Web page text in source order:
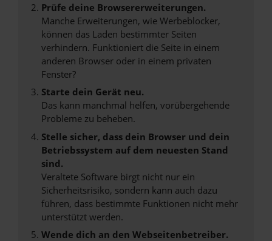
Prüfe deine Browsererweiterungen.
Manche Erweiterungen, wie Werbeblocker,
können das Laden bestimmter Seiten
verhindern. Funktioniert die Seite in einem
anderen Browser oder in einem privaten
Fenster?
Starte dein Gerät neu.
Das kann manchmal helfen, vorübergehende
Probleme zu beheben.
Stelle sicher, dass dein Browser und dein
Betriebssystem auf dem neuesten Stand
sind.
Veraltete Software birgt nicht nur ein
Sicherheitsrisiko, sondern kann auch dazu
führen, dass bestimmte Funktionen nicht mehr
unterstützt werden.
Wende dich an den Webseitenbetreiber.